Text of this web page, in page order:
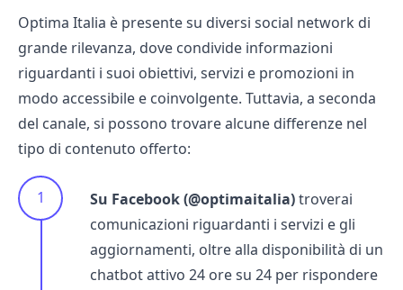
Optima Italia è presente su diversi social network di
grande rilevanza, dove condivide informazioni
riguardanti i suoi obiettivi, servizi e promozioni in
modo accessibile e coinvolgente. Tuttavia, a seconda
del canale, si possono trovare alcune differenze nel
tipo di contenuto offerto:
Su Facebook (@optimaitalia)troverai
comunicazioni riguardanti i servizi e gli
aggiornamenti, oltre alla disponibilità di un
chatbot attivo 24 ore su 24 per rispondere